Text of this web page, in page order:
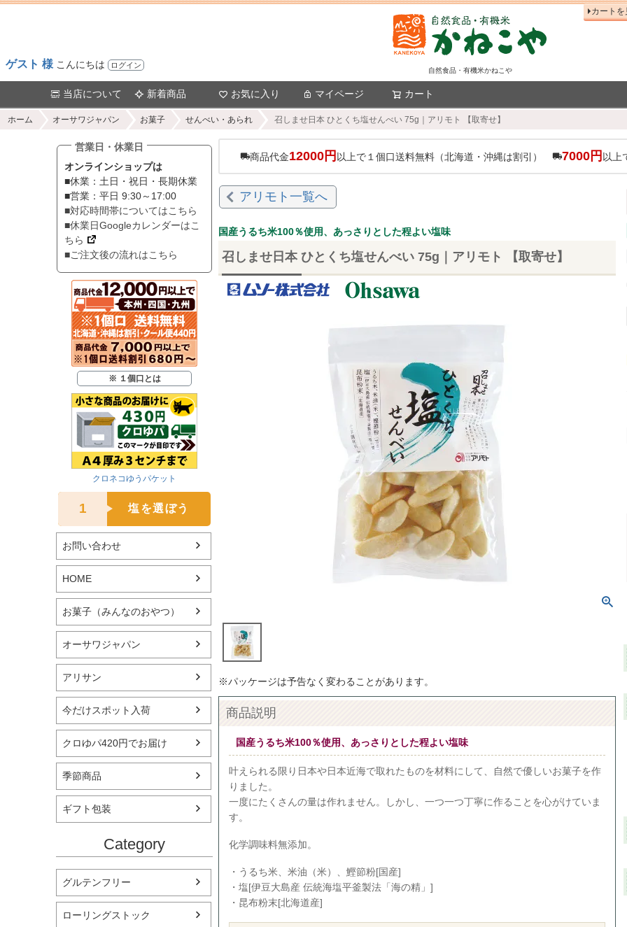
ゲスト 様 こんにちは ログイン
自然食品・有機米かねこや
カートを
当店について 新着商品 お気に入り マイページ カート
ホーム オーサワジャパン お菓子 せんべい・あられ 召しませ日本 ひとくち塩せんべい 75g｜アリモト 【取寄せ】
営業日・休業日
オンラインショップは
■休業：土日・祝日・長期休業
■営業：平日 9:30～17:00
■対応時間帯についてはこちら
■休業日Googleカレンダーはこ
ちら
■ご注文後の流れはこちら
※ １個口とは
クロネコゆうパケット
1 塩を選ぼう
お問い合わせ
HOME
お菓子（みんなのおやつ）
オーサワジャパン
アリサン
今だけスポット入荷
クロゆパ420円でお届け
季節商品
ギフト包装
Category
グルテンフリー
ローリングストック
商品代金12000円 以上で１個口送料無料（北海道・沖縄は割引） 7000円 以上
アリモト一覧へ
国産うるち米100％使用、あっさりとした程よい塩味
召しませ日本 ひとくち塩せんべい 75g｜アリモト 【取寄せ】
※パッケージは予告なく変わることがあります。
商品説明
国産うるち米100％使用、あっさりとした程よい塩味
叶えられる限り日本や日本近海で取れたものを材料にして、自然で優しいお菓子を作
りました。
一度にたくさんの量は作れません。しかし、一つ一つ丁寧に作ることを心がけていま
す。
化学調味料無添加。
・うるち米、米油（米）、鰹節粉[国産]
・塩[伊豆大島産 伝統海塩平釜製法「海の精」]
・昆布粉末[北海道産]